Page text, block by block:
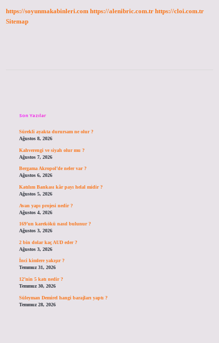
Sürer
https://soyunmakabinleri.com https://alenibric.com.tr https://cloi.com.tr
Sitemap
Son Yazılar
Sürekli ayakta durursam ne olur ?
Ağustos 8, 2026
Kahverengi ve siyah olur mu ?
Ağustos 7, 2026
Bergama Akropol’de neler var ?
Ağustos 6, 2026
Katılım Bankası kâr payı helal midir ?
Ağustos 5, 2026
Avan yapı projesi nedir ?
Ağustos 4, 2026
169’un karekökü nasıl bulunur ?
Ağustos 3, 2026
2 bin dolar kaç AUD eder ?
Ağustos 3, 2026
İnci kimlere yakışır ?
Temmuz 31, 2026
12’nin 5 katı nedir ?
Temmuz 30, 2026
Süleyman Demirel hangi barajları yaptı ?
Temmuz 28, 2026